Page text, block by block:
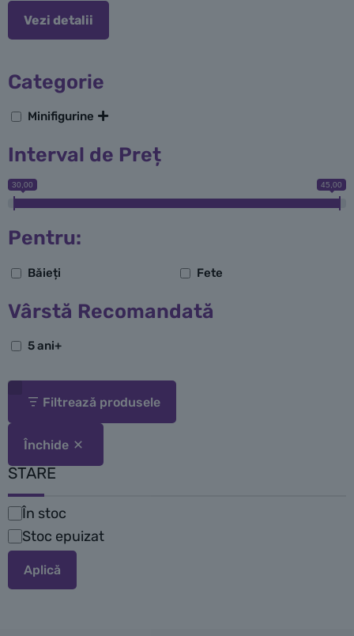
Vezi detalii
Categorie
Minifigurine
Interval de Preț
30,00 45,00
Pentru:
Băieți Fete
Vârstă Recomandată
5 ani+
Filtrează produsele
Închide
STARE
Disponibilitate
În stoc
Stoc epuizat
Aplică